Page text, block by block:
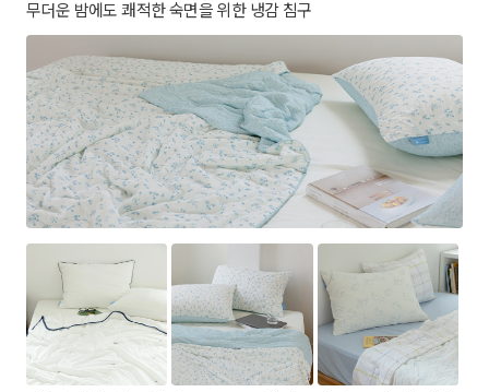
무더운 밤에도 쾌적한 숙면을 위한 냉감 침구